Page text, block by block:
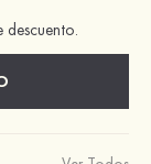
descuento.